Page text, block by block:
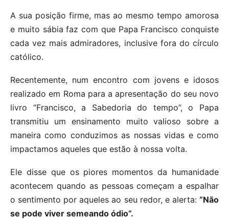
A sua posição firme, mas ao mesmo tempo amorosa
e muito sábia faz com que Papa Francisco conquiste
cada vez mais admiradores, inclusive fora do círculo
católico.
Recentemente, num encontro com jovens e idosos
realizado em Roma para a apresentação do seu novo
livro “Francisco, a Sabedoria do tempo”, o Papa
transmitiu um ensinamento muito valioso sobre a
maneira como conduzimos as nossas vidas e como
impactamos aqueles que estão à nossa volta.
Ele disse que os piores momentos da humanidade
acontecem quando as pessoas começam a espalhar
o sentimento por aqueles ao seu redor, e alerta: “Não
se pode viver semeando ódio”.